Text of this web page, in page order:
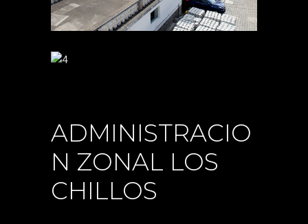
ADMINISTRACIO
N ZONAL LOS
CHILLOS